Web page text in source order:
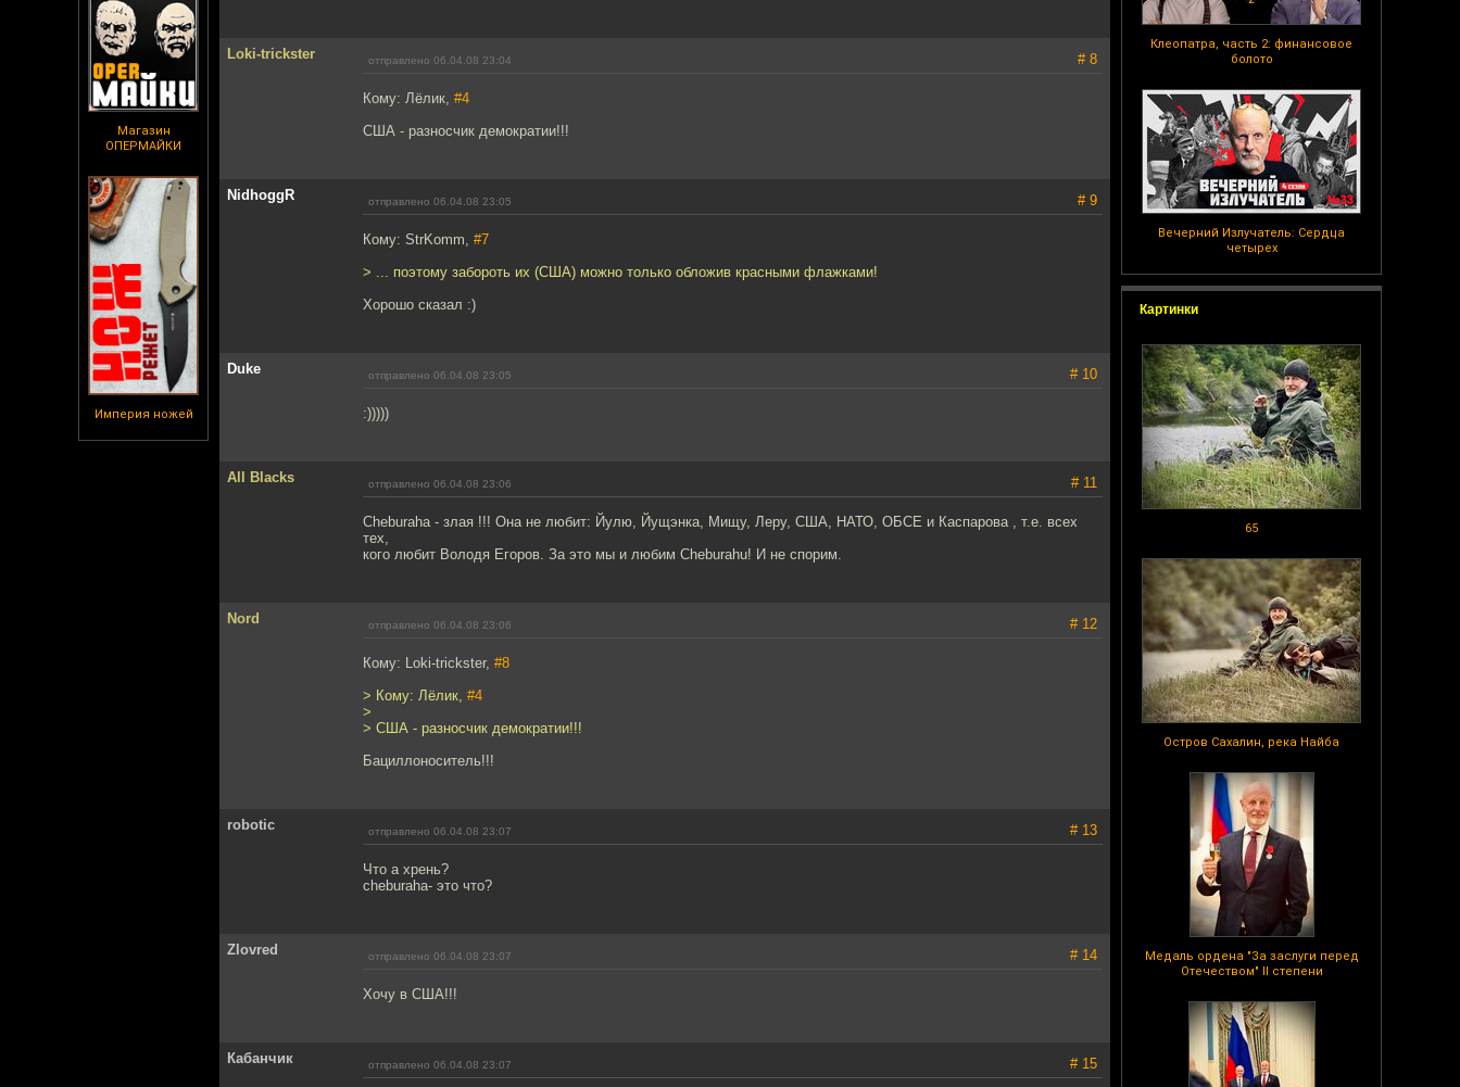
Магазин
ОПЕРМАЙКИ
Империя ножей
Клеопатра, часть 2: финансовое
болото
Вечерний Излучатель: Сердца
четырех
Картинки
65
Остров Сахалин, река Найба
Медаль ордена "За заслуги перед
Отечеством" II степени
Loki-trickster отправлено 06.04.08 23:04 # 8
Кому: Лёлик, #4
США - разносчик демократии!!!
NidhoggR отправлено 06.04.08 23:05 # 9
Кому: StrKomm, #7
> ... поэтому забороть их (США) можно только обложив красными флажками!
Хорошо сказал :)
Duke отправлено 06.04.08 23:05 # 10
:)))))
All Blacks отправлено 06.04.08 23:06 # 11
Сheburaha - злая !!! Она не любит: Йулю, Йущэнка, Мищу, Леру, США, НАТО, ОБСЕ и Каспарова , т.е. всех
тех,
кого любит Володя Егоров. За это мы и любим Сheburahu! И не спорим.
Nord отправлено 06.04.08 23:06 # 12
Кому: Loki-trickster, #8
> Кому: Лёлик, #4
>
> США - разносчик демократии!!!
Бациллоноситель!!!
robotic отправлено 06.04.08 23:07 # 13
Что а хрень?
cheburaha- это что?
Zlovred отправлено 06.04.08 23:07 # 14
Хочу в США!!!
Кабанчик отправлено 06.04.08 23:07 # 15